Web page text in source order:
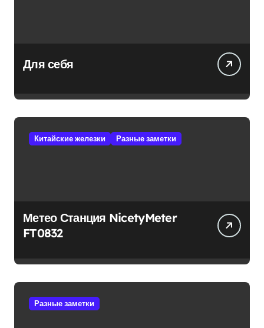
Для себя
Китайские железки Разные заметки
Метео Станция NicetyMeter
FT0832
Разные заметки